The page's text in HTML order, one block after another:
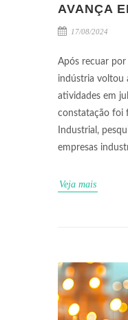
AVANÇA
17/08/2024
Após recuar por
indústria voltou
atividades em
constatação foi
Industrial,
empresas
Veja mais